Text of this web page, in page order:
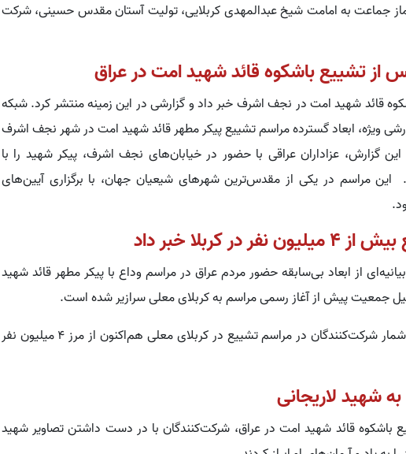
جماعت به امامت شیخ عبدالمهدی کربلایی، تولیت آستان مقدس حسینی، شرکت
باشکوه قائد شهید امت در نجف اشرف خبر داد و گزارشی در این زمینه منتشر کرد. شبکه
در گزارشی ویژه، ابعاد گسترده مراسم تشییع پیکر مطهر قائد شهید امت در شهر نجف اشرف
گزارش، عزاداران عراقی با حضور در خیابان‌های نجف اشرف، پیکر شهید را با
این مراسم در یکی از مقدس‌ترین شهرهای شیعیان جهان، با برگزاری آیین‌های
کربلا خبر داد
از ابعاد بی‌سابقه حضور مردم عراق در مراسم وداع با پیکر مطهر قائد شهید
جمعیت پیش از آغاز رسمی مراسم به کربلای معلی سرازیر شده است.
بر اساس تخمین‌های اولیه، شمار شرکت‌کنندگان در مراسم تشییع در کربلای معلی هم‌اکنون از مرز 4 میلیون نفر
شهید لاریجانی
باشکوه قائد شهید امت در عراق، شرکت‌کنندگان با در دست داشتن تصاویر شهید